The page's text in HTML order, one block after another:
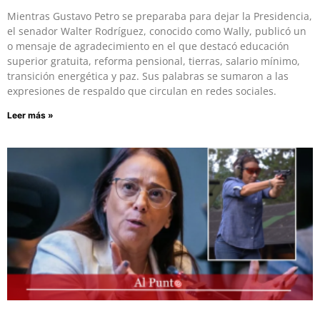
Mientras Gustavo Petro se preparaba para dejar la Presidencia,
el senador Walter Rodríguez, conocido como Wally, publicó un
o mensaje de agradecimiento en el que destacó educación
superior gratuita, reforma pensional, tierras, salario mínimo,
transición energética y paz. Sus palabras se sumaron a las
expresiones de respaldo que circulan en redes sociales.
Leer más »